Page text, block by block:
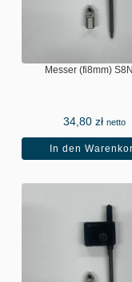
Messer (fi8mm)
34,80zł netto
In den